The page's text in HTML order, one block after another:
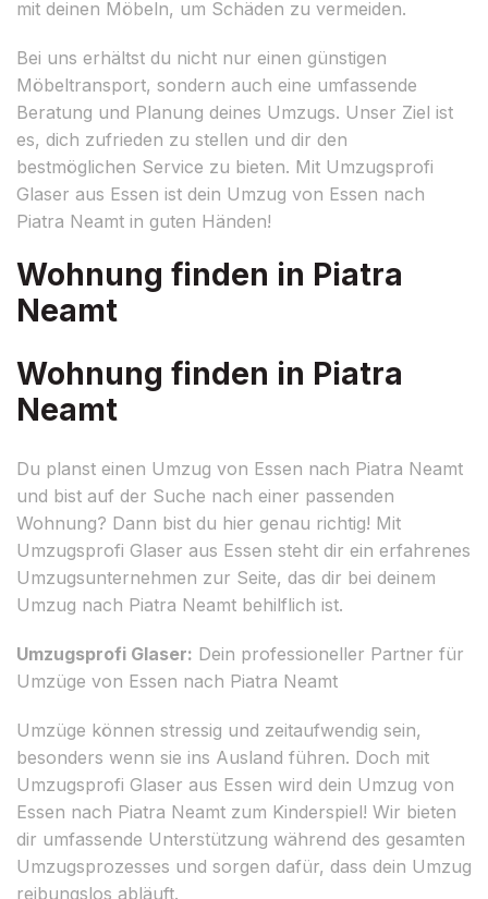
mit deinen Möbeln, um Schäden zu vermeiden.
Bei uns erhältst du nicht nur einen günstigen
Möbeltransport, sondern auch eine umfassende
Beratung und Planung deines Umzugs. Unser Ziel ist
es, dich zufrieden zu stellen und dir den
bestmöglichen Service zu bieten. Mit Umzugsprofi
Glaser aus Essen ist dein Umzug von Essen nach
Piatra Neamt in guten Händen!
Wohnung finden in Piatra
Neamt
Wohnung finden in Piatra
Neamt
Du planst einen Umzug von Essen nach Piatra Neamt
und bist auf der Suche nach einer passenden
Wohnung? Dann bist du hier genau richtig! Mit
Umzugsprofi Glaser aus Essen steht dir ein erfahrenes
Umzugsunternehmen zur Seite, das dir bei deinem
Umzug nach Piatra Neamt behilflich ist.
Umzugsprofi Glaser: Dein professioneller Partner für
Umzüge von Essen nach Piatra Neamt
Umzüge können stressig und zeitaufwendig sein,
besonders wenn sie ins Ausland führen. Doch mit
Umzugsprofi Glaser aus Essen wird dein Umzug von
Essen nach Piatra Neamt zum Kinderspiel! Wir bieten
dir umfassende Unterstützung während des gesamten
Umzugsprozesses und sorgen dafür, dass dein Umzug
reibungslos abläuft.